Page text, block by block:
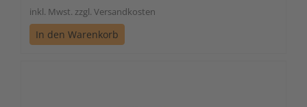
inkl. Mwst. zzgl. Versandkosten
In den Warenkorb